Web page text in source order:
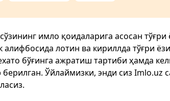
сўзининг имло қоидаларига асосан
алифбосида лотин ва кириллда тўғри
бўғинга ажратиш тартиби ҳамда
Ўйлаймизки, энди сиз Imlo.uz